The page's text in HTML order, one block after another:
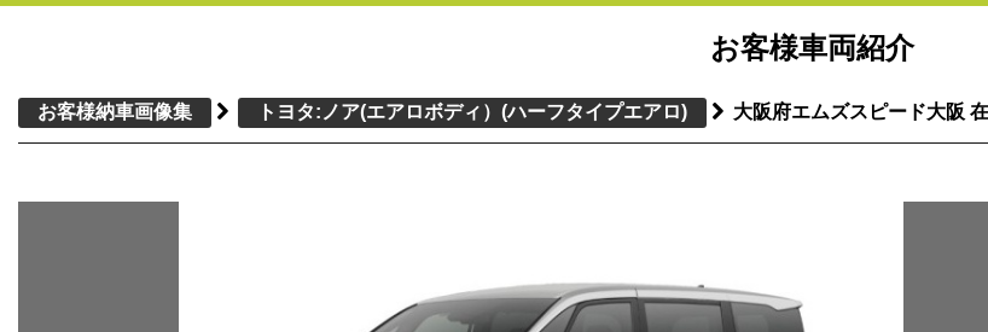
お客様車両紹介
お客様納車画像集 トヨタ:ノア(エアロボディ） (ハーフタイプエアロ) 大阪府エムズスピード大阪